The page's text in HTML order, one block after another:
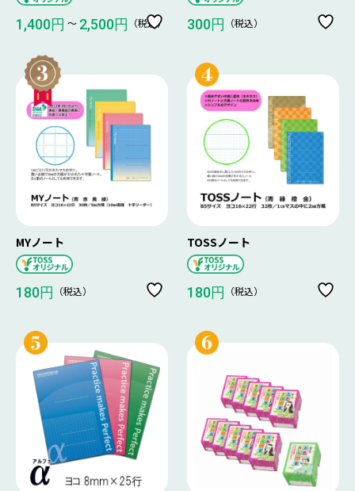
1,400円 〜 2,500円 （税込） 300円 （税込）
MYノート
180円 （税込）
TOSSノート
180円 （税込）